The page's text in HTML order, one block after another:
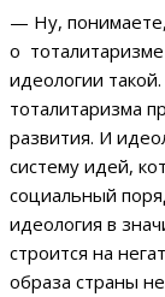
— Ну, понимаете,
о
идеологии
тоталитаризма
развития. И
систему идей,
социальный
идеология в
строится на
образа страны